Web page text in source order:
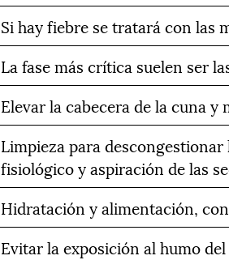
Si hay fiebre se tratará con las
La fase más crítica suelen ser
Elevar la cabecera de la cuna
Limpieza para
fisiológico y aspiración de las
Hidratación y alimentación,
Evitar la exposición al humo